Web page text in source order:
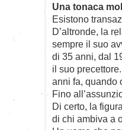
Una tonaca
Esistono
D’altronde, la
sempre il suo
di 35 anni, dal
il suo
anni fa, quando
Fino
Di certo, la
di chi ambiva a